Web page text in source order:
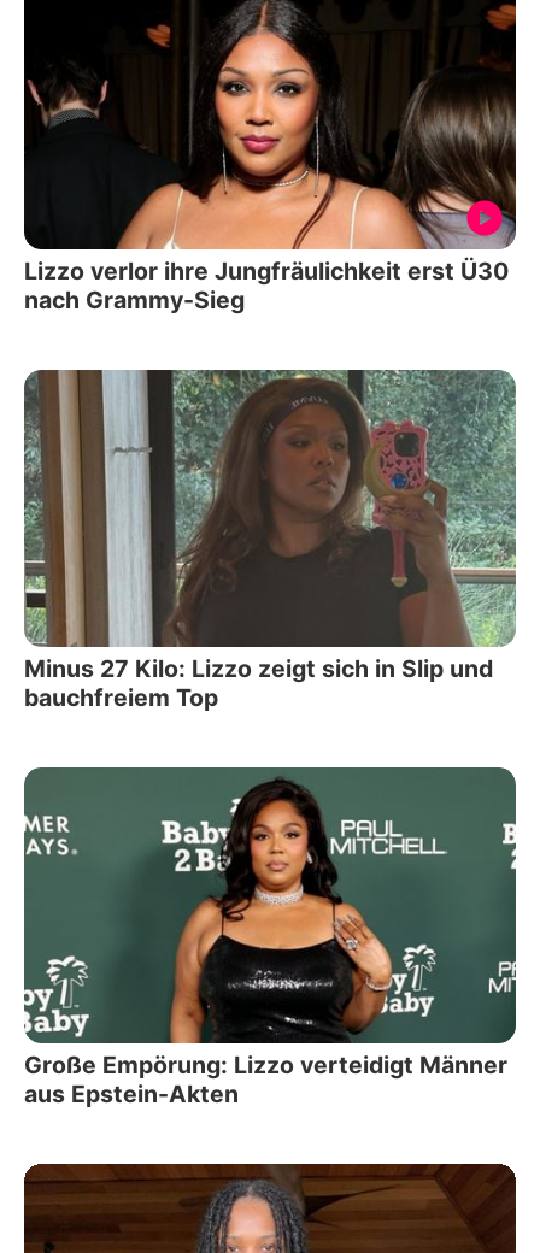
Lizzo verlor ihre Jungfräulichkeit erst Ü30
nach Grammy-Sieg
Minus 27 Kilo: Lizzo zeigt sich in Slip und
bauchfreiem Top
Große Empörung: Lizzo verteidigt Männer
aus Epstein-Akten